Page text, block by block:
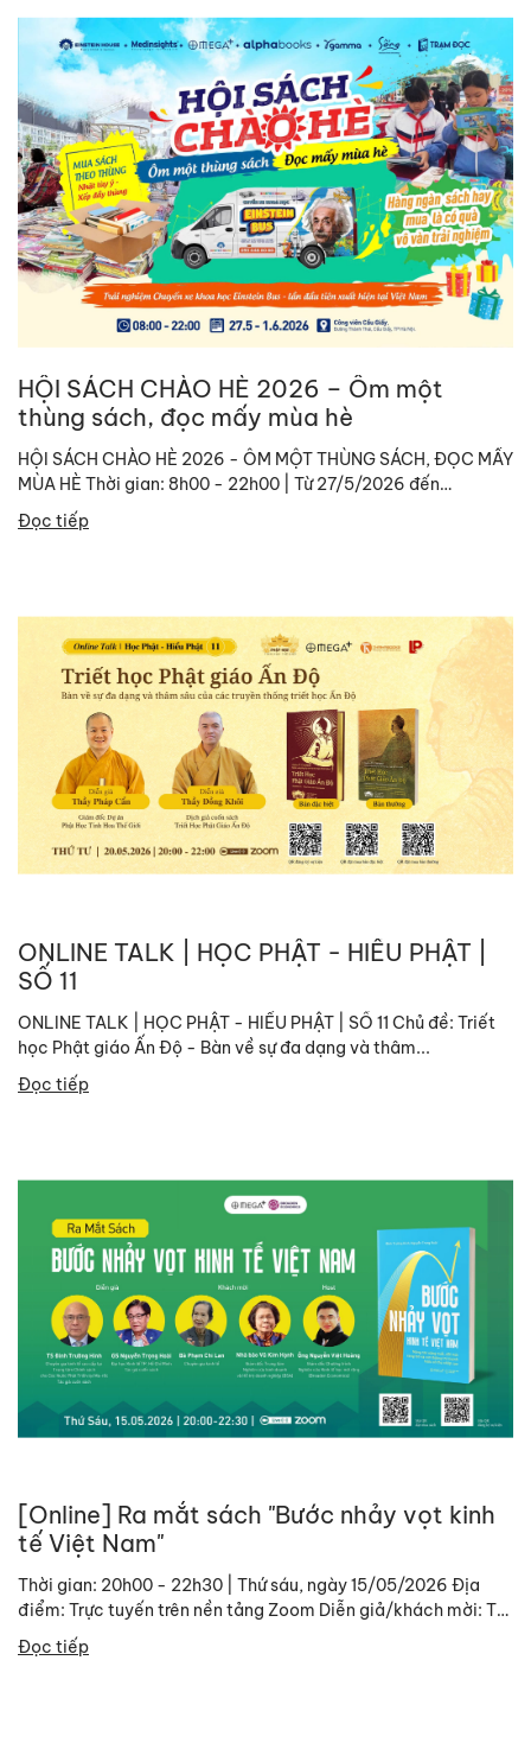
HỘI SÁCH CHÀO HÈ 2026 – Ôm một
thùng sách, đọc mấy mùa hè
HỘI SÁCH CHÀO HÈ 2026 - ÔM MỘT THÙNG SÁCH, ĐỌC MẤY
MÙA HÈ Thời gian: 8h00 - 22h00 | Từ 27/5/2026 đến
01/06/2026. Địa chỉ: Công viên...
Đọc tiếp
ONLINE TALK | HỌC PHẬT - HIỂU PHẬT |
SỐ 11
ONLINE TALK | HỌC PHẬT - HIỂU PHẬT | SỐ 11 Chủ đề: Triết
học Phật giáo Ấn Độ - Bàn về sự đa dạng và thâm...
Đọc tiếp
[Online] Ra mắt sách "Bước nhảy vọt kinh
tế Việt Nam"
Thời gian: 20h00 - 22h30 | Thứ sáu, ngày 15/05/2026 Địa
điểm: Trực tuyến trên nền tảng Zoom Diễn giả/khách mời: TS.
Đinh Trường Hinh, Chuyên gia kinh tế cao...
Đọc tiếp